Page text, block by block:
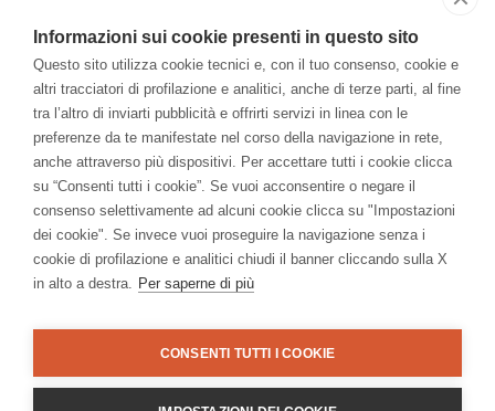
–
Accessibilitià
Con il contributo di:
Bando “Musei di Impresa 2025”
Informazioni sui cookie presenti in questo sito
Questo sito utilizza cookie tecnici e, con il tuo consenso, cookie e
altri tracciatori di profilazione e analitici, anche di terze parti, al fine
tra l’altro di inviarti pubblicità e offrirti servizi in linea con le
preferenze da te manifestate nel corso della navigazione in rete,
anche attraverso più dispositivi. Per accettare tutti i cookie clicca
su “Consenti tutti i cookie”. Se vuoi acconsentire o negare il
consenso selettivamente ad alcuni cookie clicca su "Impostazioni
dei cookie". Se invece vuoi proseguire la navigazione senza i
cookie di profilazione e analitici chiudi il banner cliccando sulla X
in alto a destra. Per saperne di più
CONSENTI TUTTI I COOKIE